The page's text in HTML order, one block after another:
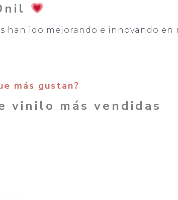
han ido mejorando e innovando en
más gustan?
vinilo más vendidas